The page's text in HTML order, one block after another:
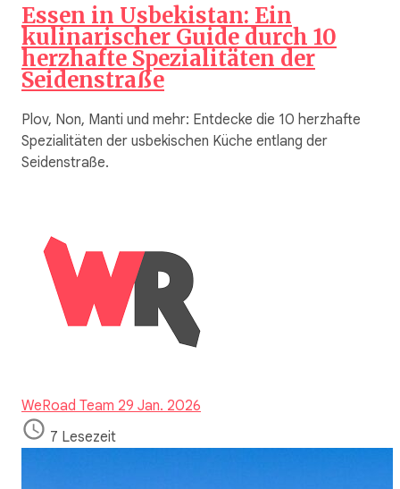
Essen in Usbekistan: Ein
kulinarischer Guide durch 10
herzhafte Spezialitäten der
Seidenstraße
Plov, Non, Manti und mehr: Entdecke die 10 herzhafte
Spezialitäten der usbekischen Küche entlang der
Seidenstraße.
WeRoad Team 29 Jan. 2026
7 Lesezeit